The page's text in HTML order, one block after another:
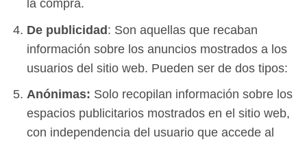
la compra.
De publicidad: Son aquellas que recaban
información sobre los anuncios mostrados a los
usuarios del sitio web. Pueden ser de dos tipos:
Anónimas: Solo recopilan información sobre los
espacios publicitarios mostrados en el sitio web,
con independencia del usuario que accede al